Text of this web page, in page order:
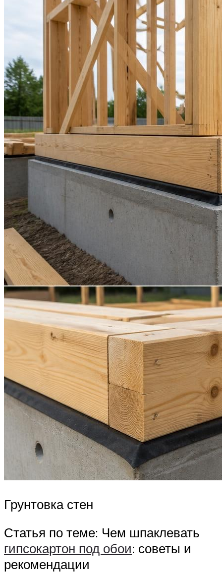
Грунтовка стен
Статья по теме: Чем шпаклевать
гипсокартон под обои: советы и
рекомендации